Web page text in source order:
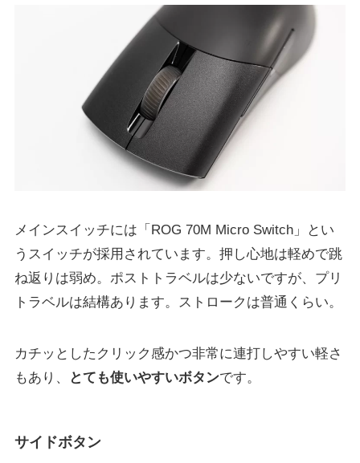
メインスイッチには「ROG 70M Micro Switch」とい
うスイッチが採用されています。押し心地は軽めで跳
ね返りは弱め。ポストトラベルは少ないですが、プリ
トラベルは結構あります。ストロークは普通くらい。
カチッとしたクリック感かつ非常に連打しやすい軽さ
もあり、
とても使いやすいボタンです。
サイドボタン